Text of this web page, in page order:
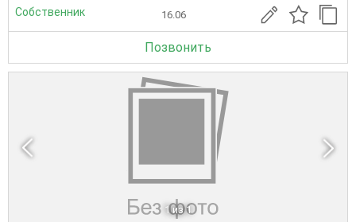
Собственник 16.06
Позвонить
1 из 1